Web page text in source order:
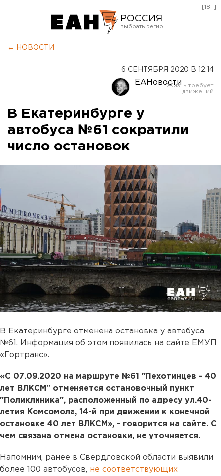
РОССИЯ
Оренбург
[18+]
← НОВОСТИ
6 СЕНТЯБРЯ 2020 В 12:14
ЕАНовости
В Екатеринбурге у
автобуса №61 сократили
число остановок
В Екатеринбурге отменена остановка у автобуса
№61. Информация об этом появилась на сайте ЕМУП
«Гортранс».
«С 07.09.2020 на маршруте №61 "Пехотинцев - 40
лет ВЛКСМ" отменяется остановочный пункт
"Поликлиника", расположенный по адресу ул.40-
летия Комсомола, 14-й при движении к конечной
остановке 40 лет ВЛКСМ», - говорится на сайте. С
чем связана отмена остановки, не уточняется.
Напомним, ранее в Свердловской области выявили
более 100 автобусов, не соответствующих